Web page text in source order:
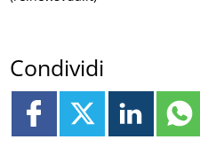
Condividi